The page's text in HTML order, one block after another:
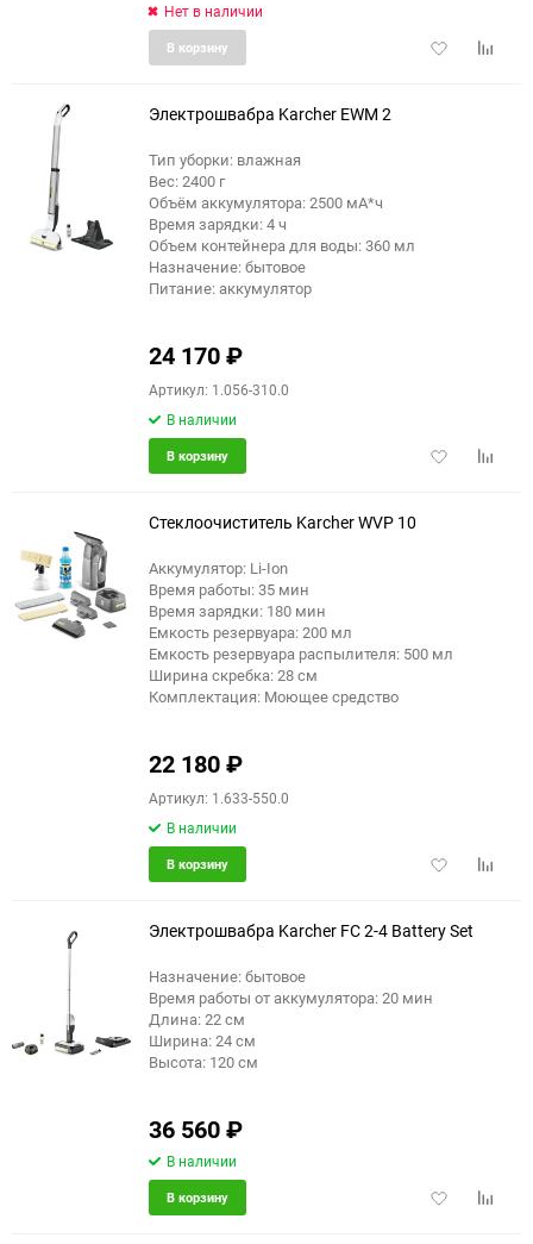
Нет в наличии
Добавить
В корзину
еще 4 фото
Электрошвабра Karcher EWM 2
Тип уборки: влажная
Вес: 2400 г
Объём аккумулятора: 2500 мА*ч
Время зарядки: 4 ч
Объем контейнера для воды: 360 мл
Назначение: бытовое
Питание: аккумулятор
24 170₽
Артикул: 1.056-310.0
В наличии
Добавить
В корзину
еще 1 фото
Стеклоочиститель Karcher WVP 10
Аккумулятор: Li-Ion
Время работы: 35 мин
Время зарядки: 180 мин
Емкость резервуара: 200 мл
Емкость резервуара распылителя: 500 мл
Ширина скребка: 28 см
Комплектация: Моющее средство
22 180₽
Артикул: 1.633-550.0
В наличии
Добавить
В корзину
Электрошвабра Karcher FC 2-4 Battery Set
Назначение: бытовое
Время работы от аккумулятора: 20 мин
Длина: 22 см
Ширина: 24 см
Высота: 120 см
36 560₽
В наличии
Добавить
В корзину